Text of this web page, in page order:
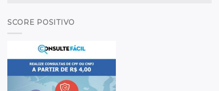
SCORE POSITIVO